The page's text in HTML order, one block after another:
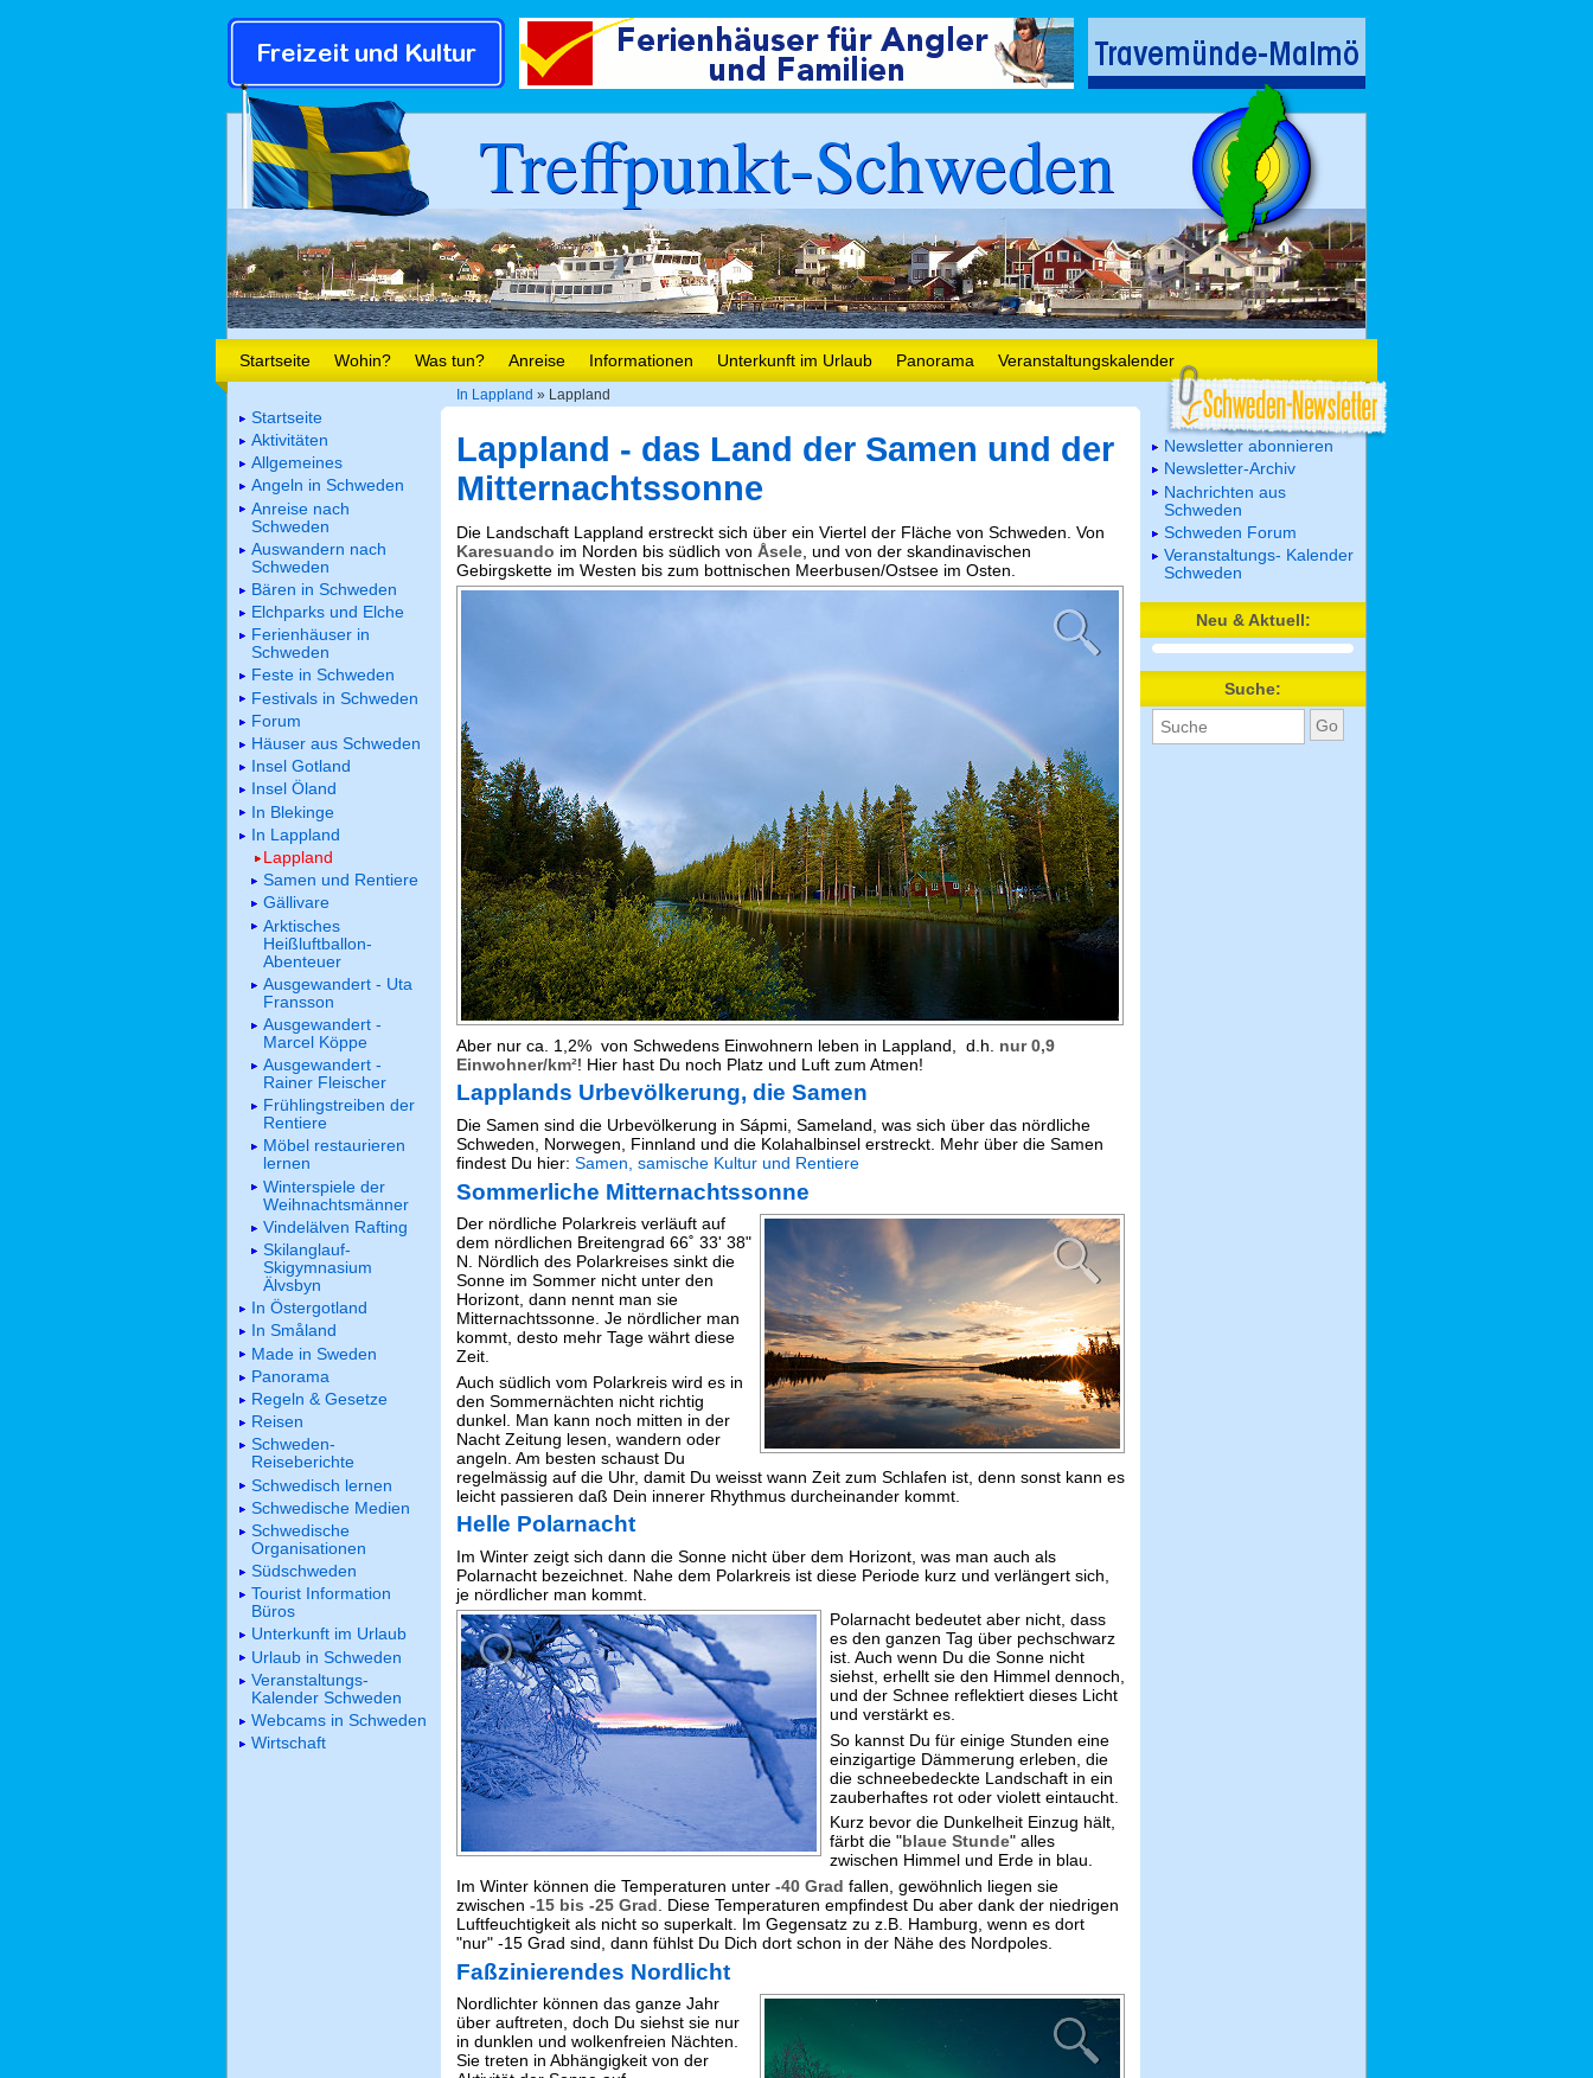
Treffpunkt-Schweden
Startseite Wohin? Was tun? Anreise Informationen Unterkunft im Urlaub Panorama Veranstaltungskalender
In Lappland » Lappland
Lappland - das Land der Samen und der
Mitternachtssonne
Die Landschaft Lappland erstreckt sich über ein Viertel der Fläche von Schweden. Von
Karesuando im Norden bis südlich von Åsele , und von der skandinavischen
Gebirgskette im Westen bis zum bottnischen Meerbusen/Ostsee im Osten.
Aber nur ca. 1,2% von Schwedens Einwohnern leben in Lappland, d.h. nur 0,9
Einwohner/km²! Hier hast Du noch Platz und Luft zum Atmen!
Lapplands Urbevölkerung, die Samen
Die Samen sind die Urbevölkerung in Sápmi, Sameland, was sich über das nördliche
Schweden, Norwegen, Finnland und die Kolahalbinsel erstreckt. Mehr über die Samen
findest Du hier: Samen, samische Kultur und Rentiere
Sommerliche Mitternachtssonne
Der nördliche Polarkreis verläuft auf
dem nördlichen Breitengrad 66˚ 33' 38"
N. Nördlich des Polarkreises sinkt die
Sonne im Sommer nicht unter den
Horizont, dann nennt man sie
Mitternachtssonne. Je nördlicher man
kommt, desto mehr Tage währt diese
Zeit.
Auch südlich vom Polarkreis wird es in
den Sommernächten nicht richtig
dunkel. Man kann noch mitten in der
Nacht Zeitung lesen, wandern oder
angeln. Am besten schaust Du
regelmässig auf die Uhr, damit Du weisst wann Zeit zum Schlafen ist, denn sonst kann es
leicht passieren daß Dein innerer Rhythmus durcheinander kommt.
Helle Polarnacht
Im Winter zeigt sich dann die Sonne nicht über dem Horizont, was man auch als
Polarnacht bezeichnet. Nahe dem Polarkreis ist diese Periode kurz und verlängert sich,
je nördlicher man kommt.
Polarnacht bedeutet aber nicht, dass
es den ganzen Tag über pechschwarz
ist. Auch wenn Du die Sonne nicht
siehst, erhellt sie den Himmel dennoch,
und der Schnee reflektiert dieses Licht
und verstärkt es.
So kannst Du für einige Stunden eine
einzigartige Dämmerung erleben, die
die schneebedeckte Landschaft in ein
zauberhaftes rot oder violett eintaucht.
Kurz bevor die Dunkelheit Einzug hält,
färbt die "blaue Stunde" alles
zwischen Himmel und Erde in blau.
Im Winter können die Temperaturen unter -40 Grad fallen, gewöhnlich liegen sie
zwischen -15 bis -25 Grad . Diese Temperaturen empfindest Du aber dank der niedrigen
Luftfeuchtigkeit als nicht so superkalt. Im Gegensatz zu z.B. Hamburg, wenn es dort
"nur" -15 Grad sind, dann fühlst Du Dich dort schon in der Nähe des Nordpoles.
Faßzinierendes Nordlicht
Nordlichter können das ganze Jahr
über auftreten, doch Du siehst sie nur
in dunklen und wolkenfreien Nächten.
Sie treten in Abhängigkeit von der
Startseite
Aktivitäten
Allgemeines
Angeln in Schweden
Anreise nach
Schweden
Auswandern nach
Schweden
Bären in Schweden
Elchparks und Elche
Ferienhäuser in
Schweden
Feste in Schweden
Festivals in Schweden
Forum
Häuser aus Schweden
Insel Gotland
Insel Öland
In Blekinge
In Lappland
Lappland
Samen und Rentiere
Gällivare
Arktisches
Heißluftballon-
Abenteuer
Ausgewandert - Uta
Fransson
Ausgewandert -
Marcel Köppe
Ausgewandert -
Rainer Fleischer
Frühlingstreiben der
Rentiere
Möbel restaurieren
lernen
Winterspiele der
Weihnachtsmänner
Vindelälven Rafting
Skilanglauf-
Skigymnasium
Älvsbyn
In Östergotland
In Småland
Made in Sweden
Panorama
Regeln & Gesetze
Reisen
Schweden-
Reiseberichte
Schwedisch lernen
Schwedische Medien
Schwedische
Organisationen
Südschweden
Tourist Information
Büros
Unterkunft im Urlaub
Urlaub in Schweden
Veranstaltungs-
Kalender Schweden
Webcams in Schweden
Wirtschaft
Newsletter abonnieren
Newsletter-Archiv
Nachrichten aus
Schweden
Schweden Forum
Veranstaltungs- Kalender
Schweden
Neu & Aktuell:
Suche: